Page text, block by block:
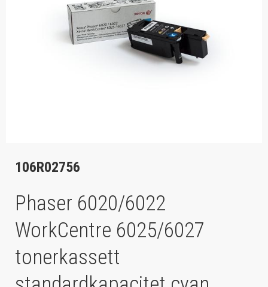
106R02756
Phaser 6020/6022
WorkCentre 6025/6027
tonerkassett